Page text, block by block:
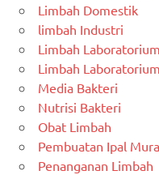
Limbah Domestik
limbah Industri
Limbah Laboratorium
Limbah
Media Bakteri
Nutrisi Bakteri
Obat Limbah
Pembuatan Ipal
Penanganan Limbah